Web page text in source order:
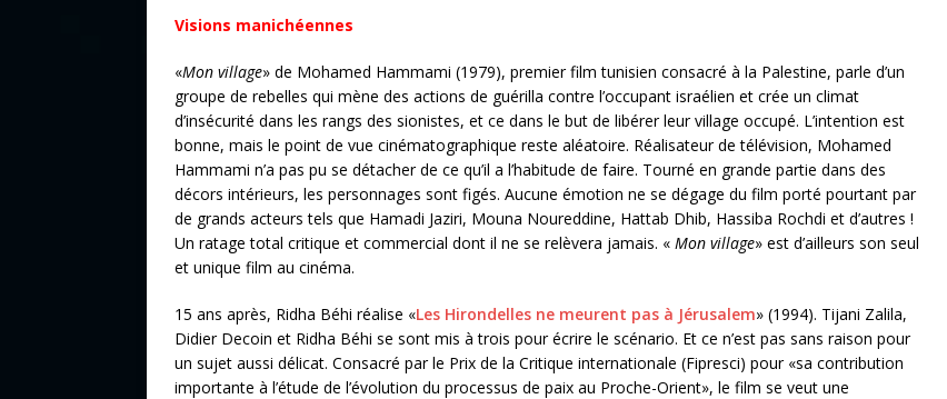
Visions manichéennes
«Mon village» de Mohamed Hammami (1979), premier film tunisien consacré à la Palestine, parle d’un
groupe de rebelles qui mène des actions de guérilla contre l’occupant israélien et crée un climat
d’insécurité dans les rangs des sionistes, et ce dans le but de libérer leur village occupé. L’intention est
bonne, mais le point de vue cinématographique reste aléatoire. Réalisateur de télévision, Mohamed
Hammami n’a pas pu se détacher de ce qu’il a l’habitude de faire. Tourné en grande partie dans des
décors intérieurs, les personnages sont figés. Aucune émotion ne se dégage du film porté pourtant par
de grands acteurs tels que Hamadi Jaziri, Mouna Noureddine, Hattab Dhib, Hassiba Rochdi et d’autres !
Un ratage total critique et commercial dont il ne se relèvera jamais. « Mon village» est d’ailleurs son seul
et unique film au cinéma.
15 ans après, Ridha Béhi réalise «Les Hirondelles ne meurent pas à Jérusalem» (1994). Tijani Zalila,
Didier Decoin et Ridha Béhi se sont mis à trois pour écrire le scénario. Et ce n’est pas sans raison pour
un sujet aussi délicat. Consacré par le Prix de la Critique internationale (Fipresci) pour «sa contribution
importante à l’étude de l’évolution du processus de paix au Proche-Orient», le film se veut une